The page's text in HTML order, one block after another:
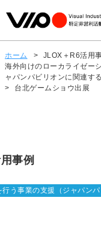
ホーム > JLOX＋R6活用
海外向けのローカライゼー
ャパンパビリオンに関連す
>
台北ゲームショウ出展
事例
う事業の支援（ジャパンパ